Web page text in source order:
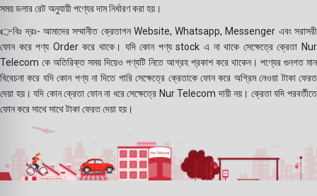
সময় ডলার রেট অনুযায়ী পণ্যের দাম নির্ধারণ করা হয়।
👉বিঃ দ্রঃ- আমাদের সম্মানীত ক্রেতাগন Website, Whatsapp, Messenger এবং সরাসরী
ফোন করে পণ্য Order করে থাকে। যদি কোন পণ্য stock এ না থাকে সেক্ষেত্রে ক্রেতা Nur
Telecom কে অতিরিক্ত সময় দিয়েও পণ্যটি নিতে আগ্রহ প্রকাশ করে থাকেন। পণ্যের গুনগত মান
বিবেচনা করে যদি কোন পণ্য না দিতে পারি সেক্ষেত্রে ক্রেতাকে ফোন করে অগ্রিম নেওয়া টাকা ফেরত
দেয়া হয়। যদি কোন ক্রেতা ফোন না ধরে সেক্ষেত্রে Nur Telecom দায়ী নয়। ক্রেতা যদি পরবর্তীতে
ফোন করে সাথে সাথে টাকা ফেরত দেয়া হয়।